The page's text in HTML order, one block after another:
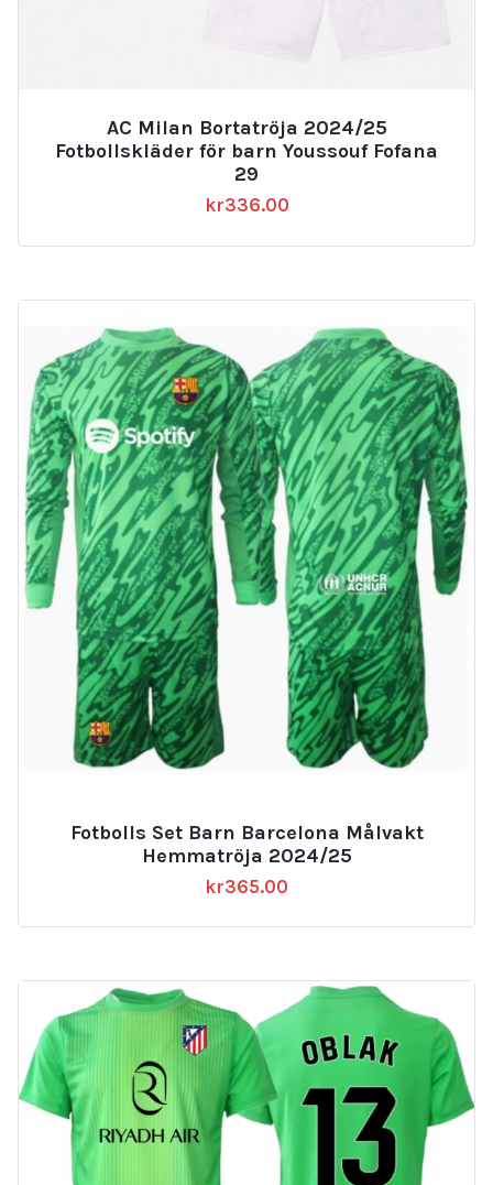
AC Milan Bortatröja 2024/25
Fotbollskläder för barn Youssouf Fofana
29
kr336.00
Fotbolls Set Barn Barcelona Målvakt
Hemmatröja 2024/25
kr365.00